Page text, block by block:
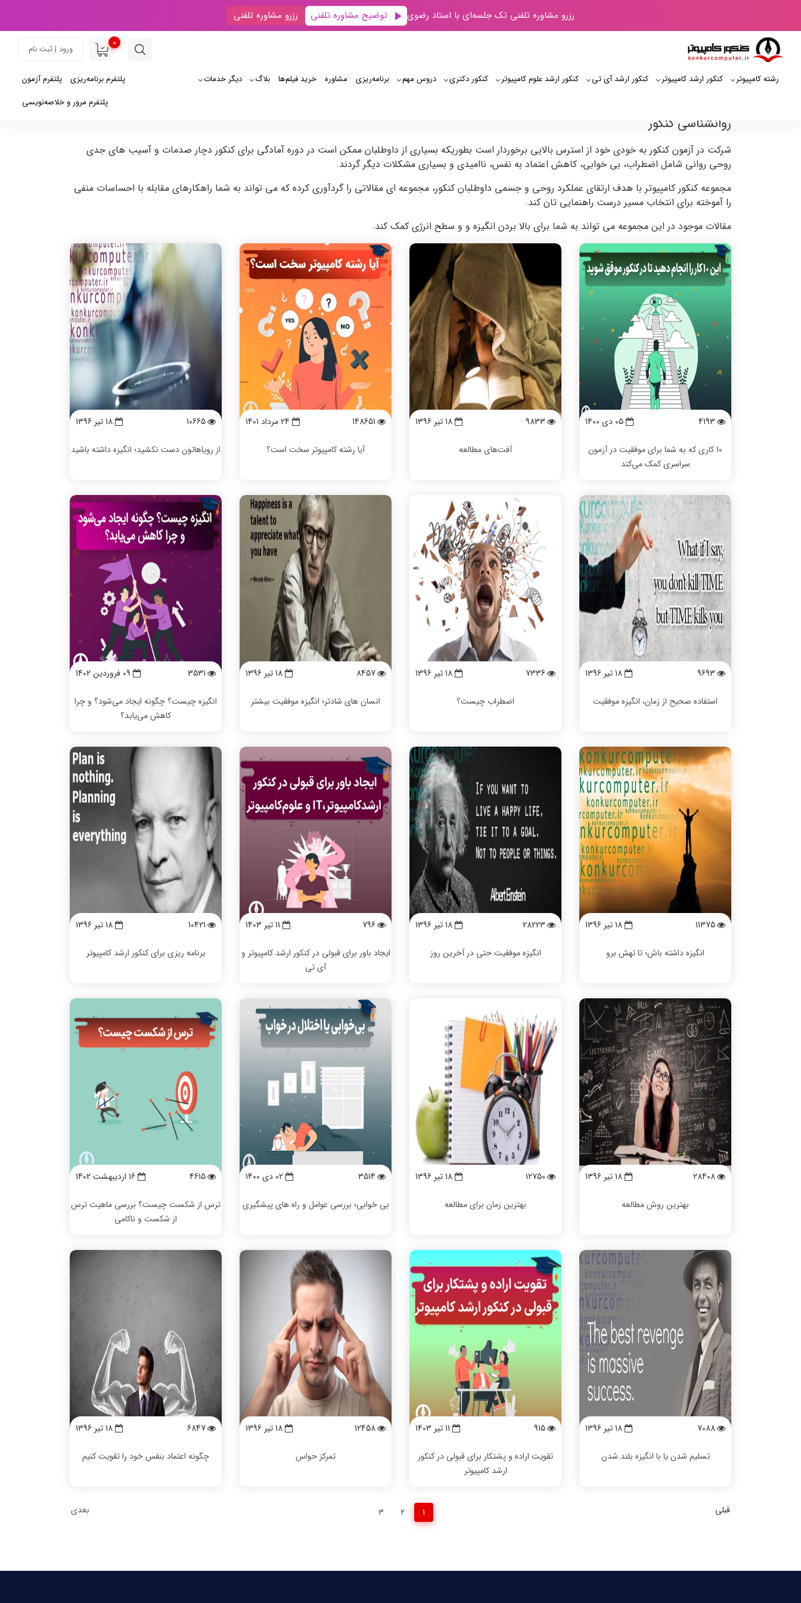
رزرو مشاوره تلفنی تک جلسه‌ای با استاد رضوی توضیح مشاوره تلفنی رزرو مشاوره تلفنی
0
ورود | ثبت نام
رشته کامپیوتر کنکور ارشد کامپیوتر کنکور ارشد آی‌ تی کنکور ارشد علوم کامپیوتر کنکور دکتری دروس مهم برنامه‌‌ریزی مشاوره خرید فیلم‌ها بلاگ دیگر خدمات پلتفرم آزمون
پلتفرم برنامه‌ریزی
پلتفرم مرور و خلاصه‌نویسی
روانشناسی کنکور
شرکت در آزمون کنکور به خودی خود از استرس بالایی برخوردار است بطوریکه بسیاری از داوطلبان ممکن است در دوره آمادگی برای کنکور دچار صدمات و آسیب های جدی
روحی روانی شامل اضطراب، بی خوابی، کاهش اعتماد به نفس، ناامیدی و بسیاری مشکلات دیگر گردند.
مجموعه کنکور کامپیوتر با هدف ارتقای عملکرد روحی و جسمی داوطلبان کنکور، مجموعه ای مقالاتی را گردآوری کرده که می تواند به شما راهکارهای مقابله با احساسات منفی
را آموخته برای انتخاب مسیر درست راهنمایی تان کند.
مقالات موجود در این مجموعه می تواند به شما برای بالا بردن انگیزه و و سطح انرژی کمک کند.
4193 05 دی 1400
10 کاری که به شما برای موفقیت در آزمون
سراسری کمک می‌کند
9833 18 تیر 1396
آفت‌های مطالعه
148651 24 مرداد 1401
آیا رشته کامپیوتر سخت است؟
10665 18 تیر 1396
از رویاهاتون دست نکشید؛ انگیزه داشته باشید
9693 18 تیر 1396
استفاده صحیح از زمان، انگیزه موفقیت
7336 18 تیر 1396
اضطراب چيست؟
8457 18 تیر 1396
انسان های شادتر؛ انگیزه موفقیت بیشتر
3531 09 فروردين 1402
انگیزه چیست؟ چگونه ایجاد می‌شود؟ و چرا
کاهش می‌یابد؟
11375 18 تیر 1396
انگیزه داشته باش؛ تا تهش برو
28223 18 تیر 1396
انگیزه موفقیت حتی در آخرین روز
796 11 تیر 1403
ایجاد باور برای قبولی در کنکور ارشد کامپیوتر و
آی تی
10421 18 تیر 1396
برنامه ریزی برای کنکور ارشد کامپیوتر
28408 18 تیر 1396
بهترین روش مطالعه
12750 18 تیر 1396
بهترین زمان برای مطالعه
3514 02 دی 1400
بی خوابی؛ بررسی عوامل و راه های پیشگیری
4615 16 ارديبهشت 1402
ترس از شکست چیست؟ بررسی ماهیت ترس
از شکست و ناکامی
7088 18 تیر 1396
تسلیم شدن یا با انگیزه بلند شدن
915 11 تیر 1403
تقویت اراده و پشتکار برای قبولی در کنکور
ارشد کامپیوتر
12458 18 تیر 1396
تمرکز حواس
6847 18 تیر 1396
چگونه اعتماد بنفس خود را تقویت کنیم
قبلی 1
2
3 بعدی